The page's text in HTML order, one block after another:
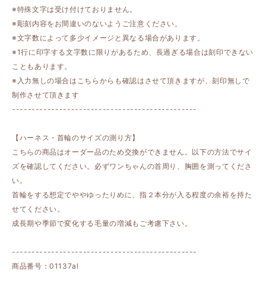
※特殊文字は受け付けておりません。
※彫刻内容をお間違いのないようご注意ください。
※文字数によって多少イメージと異なる場合があります。
※1行に印字する文字数に限りがあるため、長過ぎる場合は刻印できない
こともあります。
※入力無しの場合はこちらからも確認はさせて頂きますが、刻印無しで
制作させて頂きます
-----------------------------------------------
【ハーネス・首輪のサイズの測り方】
こちらの商品はオーダー品のため交換ができません。以下の方法でサイ
ズを確認してください。必ずワンちゃんの首周り、胸囲を測ってくださ
い。
首輪をする想定でややゆったりめに、指２本分が入る程度の余裕を持た
せてください。
成長期や季節で変化する毛量の増減もご考慮下さい。
-----------------------------------------------
商品番号：01137al